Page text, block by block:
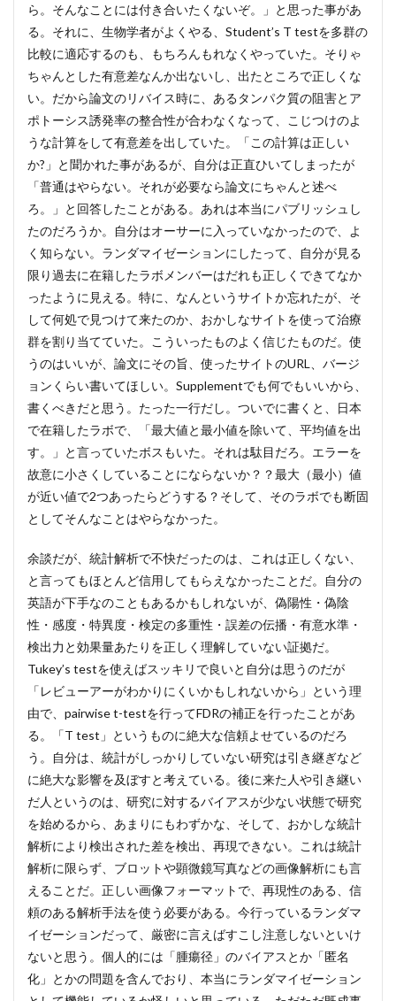
ら。そんなことには付き合いたくないぞ。」と思った事があ
る。それに、生物学者がよくやる、Student’s T testを多群の
比較に適応するのも、もちろんもれなくやっていた。そりゃ
ちゃんとした有意差なんか出ないし、出たところで正しくな
い。だから論文のリバイス時に、あるタンパク質の阻害とア
ポトーシス誘発率の整合性が合わなくなって、こじつけのよ
うな計算をして有意差を出していた。「この計算は正しい
か?」と聞かれた事があるが、自分は正直ひいてしまったが
「普通はやらない。それが必要なら論文にちゃんと述べ
ろ。」と回答したことがある。あれは本当にパブリッシュし
たのだろうか。自分はオーサーに入っていなかったので、よ
く知らない。ランダマイゼーションにしたって、自分が見る
限り過去に在籍したラボメンバーはだれも正しくできてなか
ったように見える。特に、なんというサイトか忘れたが、そ
して何処で見つけて来たのか、おかしなサイトを使って治療
群を割り当てていた。こういったものよく信じたものだ。使
うのはいいが、論文にその旨、使ったサイトのURL、バージ
ョンくらい書いてほしい。Supplementでも何でもいいから、
書くべきだと思う。たった一行だし。ついでに書くと、日本
で在籍したラボで、「最大値と最小値を除いて、平均値を出
す。」と言っていたボスもいた。それは駄目だろ。エラーを
故意に小さくしていることにならないか？？最大（最小）値
が近い値で2つあったらどうする？そして、そのラボでも断固
としてそんなことはやらなかった。
余談だが、統計解析で不快だったのは、これは正しくない、
と言ってもほとんど信用してもらえなかったことだ。自分の
英語が下手なのこともあるかもしれないが、偽陽性・偽陰
性・感度・特異度・検定の多重性・誤差の伝播・有意水準・
検出力と効果量あたりを正しく理解していない証拠だ。
Tukey’s testを使えばスッキリで良いと自分は思うのだが
「レビューアーがわかりにくいかもしれないから」という理
由で、pairwise t-testを行ってFDRの補正を行ったことがあ
る。「T test」というものに絶大な信頼よせているのだろ
う。自分は、統計がしっかりしていない研究は引き継ぎなど
に絶大な影響を及ぼすと考えている。後に来た人や引き継い
だ人というのは、研究に対するバイアスが少ない状態で研究
を始めるから、あまりにもわずかな、そして、おかしな統計
解析により検出された差を検出、再現できない。これは統計
解析に限らず、ブロットや顕微鏡写真などの画像解析にも言
えることだ。正しい画像フォーマットで、再現性のある、信
頼のある解析手法を使う必要がある。今行っているランダマ
イゼーションだって、厳密に言えばすこし注意しないといけ
ないと思う。個人的には「腫瘍径」のバイアスとか「匿名
化」とかの問題を含んでおり、本当にランダマイゼーション